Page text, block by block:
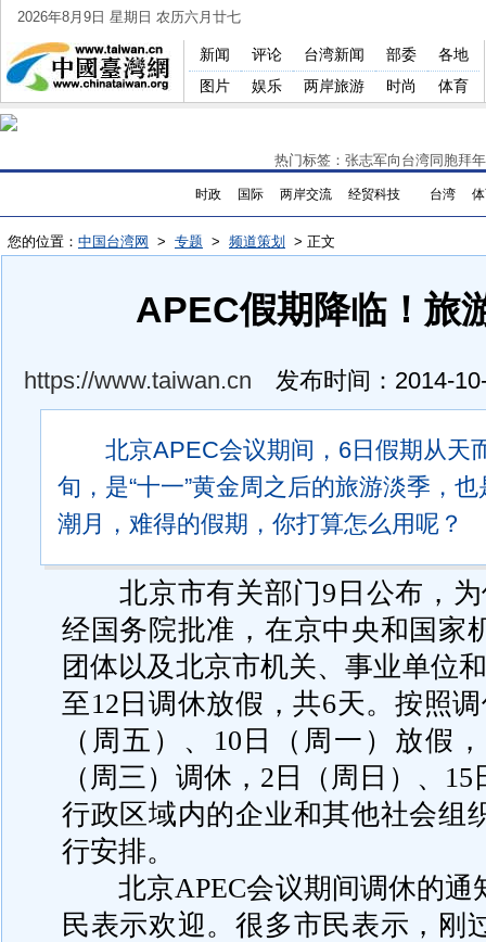
2026年8月9日 星期日 农历六月廿七
新闻 评论 台湾新闻 部委
各地
图片
娱乐 两岸旅游 时尚 体育
热门标签： 张志军向台湾同胞拜年
时政 国际 两岸交流 经贸科技 台湾
您的位置： 中国台湾网 > 专题 > 频道策划 > 正文
APEC假期降临！旅
https://www.taiwan.cn 发布时间： 2014-
北京APEC会议期间，6日假期从天
旬，是“十一”黄金周之后的旅游淡季，
潮月，难得的假期，你打算怎么用呢？
北京市有关部门9日公布，为
经国务院批准，在京中央和国家
团体以及北京市机关、事业单位
至12日调休放假，共6天。按照
（周五）、10日（周一）放假
（周三）调休，2日（周日）、
行政区域内的企业和其他社会组
行安排。
北京APEC会议期间调休的通
民表示欢迎。很多市民表示，刚